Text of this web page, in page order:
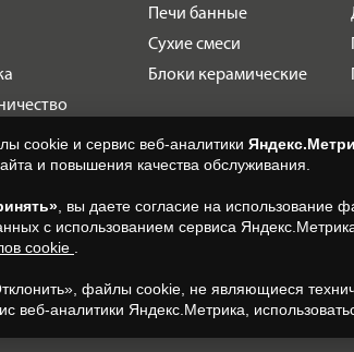
объектов
Печи банные
Сухие смеси
Блоки керамические
cookie и сервис веб-аналитики
и повышения качества обслуживания.
, вы даете согласие на использование
с использованием сервиса
cookie
файлы cookie, не являющиеся
веб-аналитики Яндекс.Метрика,